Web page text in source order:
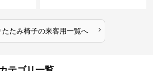
たたみ椅子の来客用一覧へ ›